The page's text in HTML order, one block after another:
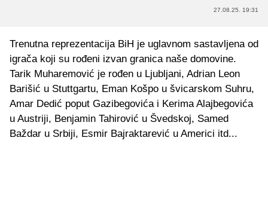
27.08.25. 19:31
Trenutna reprezentacija BiH je uglavnom sastavljena od
igrača koji su rođeni izvan granica naše domovine.
Tarik Muharemović je rođen u Ljubljani, Adrian Leon
Barišić u Stuttgartu, Eman Košpo u švicarskom Suhru,
Amar Dedić poput Gazibegovića i Kerima Alajbegovića
u Austriji, Benjamin Tahirović u Švedskoj, Samed
Baždar u Srbiji, Esmir Bajraktarević u Americi itd...